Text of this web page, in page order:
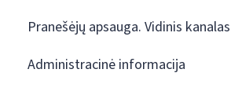
Pranešėjų apsauga. Vidinis kanalas
Administracinė informacija